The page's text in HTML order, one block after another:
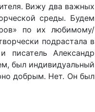
Вижу два важных
среды. Будем
по их любимому/
подрастала в
писатель Александр
был индивидуальный
добрым. Нет. Он был